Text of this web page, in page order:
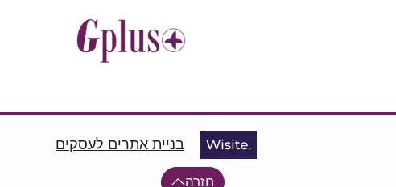
בניית אתרים לעסקים
חזרה